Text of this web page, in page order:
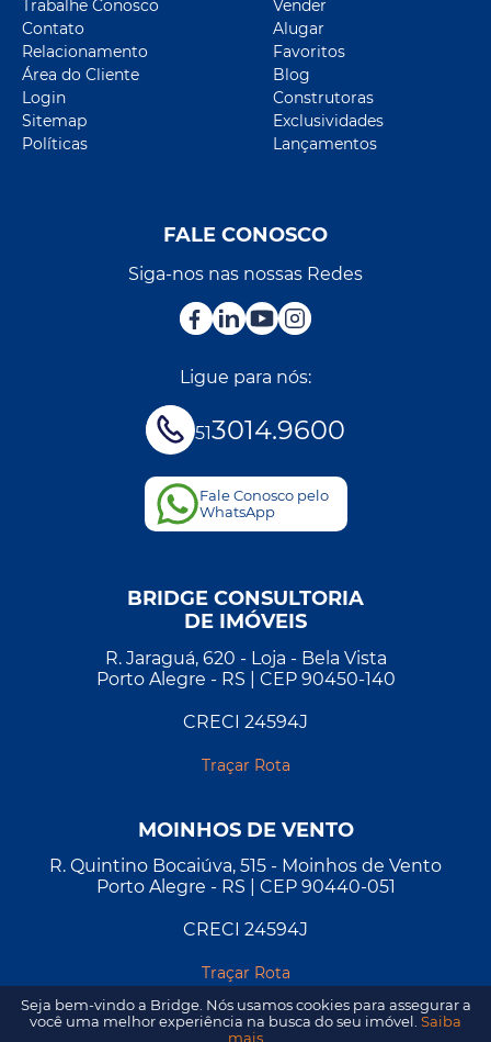
Trabalhe Conosco
Contato
Relacionamento
Área do Cliente
Login
Sitemap
Políticas
Vender
Alugar
Favoritos
Blog
Construtoras
Exclusividades
Lançamentos
FALE CONOSCO
Siga-nos nas nossas Redes
Ligue para nós:
513014.9600
Fale Conosco pelo
WhatsApp
BRIDGE CONSULTORIA
DE IMÓVEIS
R. Jaraguá, 620 - Loja - Bela Vista
Porto Alegre - RS | CEP 90450-140
CRECI 24594J
Traçar Rota
MOINHOS DE VENTO
R. Quintino Bocaiúva, 515 - Moinhos de Vento
Porto Alegre - RS | CEP 90440-051
CRECI 24594J
Traçar Rota
Seja bem-vindo a Bridge. Nós usamos cookies para assegurar a
você uma melhor experiência na busca do seu imóvel. Saiba
mais